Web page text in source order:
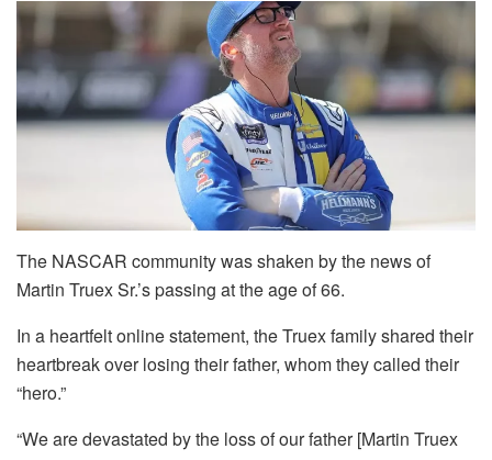
The NASCAR community was shaken by the news of
Martin Truex Sr.’s passing at the age of 66.
In a heartfelt online statement, the Truex family shared their
heartbreak over losing their father, whom they called their
“hero.”
“We are devastated by the loss of our father [Martin Truex